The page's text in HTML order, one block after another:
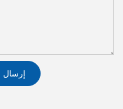
إرسال